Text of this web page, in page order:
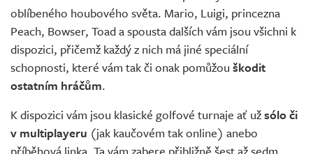
oblíbeného houbového světa. Mario, Luigi, princezna
Peach, Bowser, Toad a spousta dalších vám jsou všichni k
dispozici, přičemž každý z nich má jiné speciální
schopnosti, které vám tak či onak pomůžou škodit
ostatním hráčům.
K dispozici vám jsou klasické golfové turnaje ať užsólo či
v multiplayeru (jak kaučovém tak online) anebo